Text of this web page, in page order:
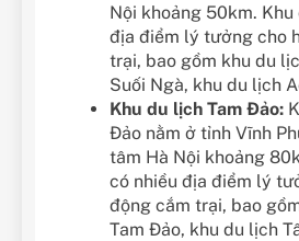
Nội khoảng 50km.
địa điểm lý tưởng cho
trại, bao gồm khu du
Suối Ngà, khu du lịch
Khu du lịch Tam Đảo:
Đảo nằm ở tỉnh Vĩnh
tâm Hà Nội khoảng
có nhiều địa điểm lý
động cắm trại, bao
Tam Đảo, khu du lịch